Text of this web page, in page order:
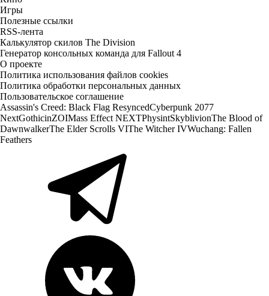
Игры
Полезные ссылки
RSS-лента
Калькулятор скилов The Division
Генератор консольных команда для Fallout 4
О проекте
Политика использования файлов cookies
Политика обработки персональных данных
Пользовательское соглашение
Assassin's Creed: Black Flag ResyncedCyberpunk 2077
NextGothicinZOIMass Effect NEXTPhysintSkyblivionThe Blood of
DawnwalkerThe Elder Scrolls VIThe Witcher IVWuchang: Fallen
Feathers